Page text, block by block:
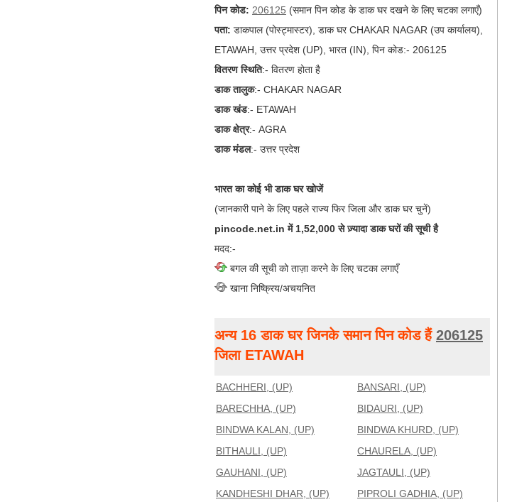
पिन कोड: 206125 (समान पिन कोड के डाक घर दखने के लिए चटका लगाएँ)
पता: डाकपाल (पोस्ट्मास्टर), डाक घर CHAKAR NAGAR (उप कार्यालय),
ETAWAH, उत्तर प्रदेश (UP), भारत (IN), पिन कोड:- 206125
वितरण स्थिति:- वितरण होता है
डाक तालुक:- CHAKAR NAGAR
डाक खंड:- ETAWAH
डाक क्षेत्र:- AGRA
डाक मंडल:- उत्तर प्रदेश
भारत का कोई भी डाक घर खोजें
(जानकारी पाने के लिए पहले राज्य फिर जिला और डाक घर चुनें)
pincode.net.in में 1,52,000 से ज़्यादा डाक घरों की सूची है
मदद:-
बगल की सूची को ताज़ा करने के लिए चटका लगाएँ
खाना निष्क्रिय/अचयनित
अन्य 16 डाक घर जिनके समान पिन कोड हैं 206125
जिला ETAWAH
BACHHERI, (UP)
BANSARI, (UP)
BARECHHA, (UP)
BIDAURI, (UP)
BINDWA KALAN, (UP)
BINDWA KHURD, (UP)
BITHAULI, (UP)
CHAURELA, (UP)
GAUHANI, (UP)
JAGTAULI, (UP)
KANDHESHI DHAR, (UP)
PIPROLI GADHIA, (UP)